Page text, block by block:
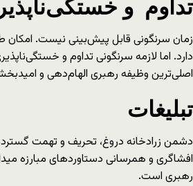
زمان سرنگونی قابل پیش‌بینی نیست. امکان
دارد. اما لازمه سرنگونی تداوم و
اصلی‌ترین وظیفه رهبری الهام‌دهی و
تبلیغات
دشمن زرادخانه دروغ، تحریف و تهمت گسترده
افشاگری و همرسانی دستاوردهای مبارزه
رهبری است.